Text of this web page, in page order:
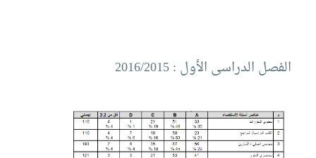
الفصل الدراسى الأول : 2016/2015